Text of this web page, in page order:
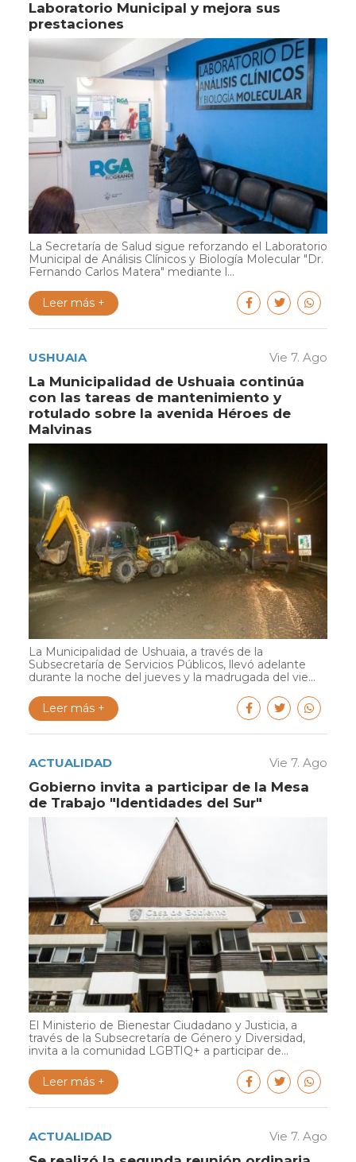
Laboratorio Municipal y mejora sus
prestaciones
La Secretaría de Salud sigue reforzando el Laboratorio
Municipal de Análisis Clínicos y Biología Molecular "Dr.
Fernando Carlos Matera" mediante l...
Leer más +
USHUAIA Vie 7. Ago
La Municipalidad de Ushuaia continúa
con las tareas de mantenimiento y
rotulado sobre la avenida Héroes de
Malvinas
La Municipalidad de Ushuaia, a través de la
Subsecretaría de Servicios Públicos, llevó adelante
durante la noche del jueves y la madrugada del vie...
Leer más +
ACTUALIDAD Vie 7. Ago
Gobierno invita a participar de la Mesa
de Trabajo "Identidades del Sur"
El Ministerio de Bienestar Ciudadano y Justicia, a
través de la Subsecretaría de Género y Diversidad,
invita a la comunidad LGBTIQ+ a participar de...
Leer más +
ACTUALIDAD Vie 7. Ago